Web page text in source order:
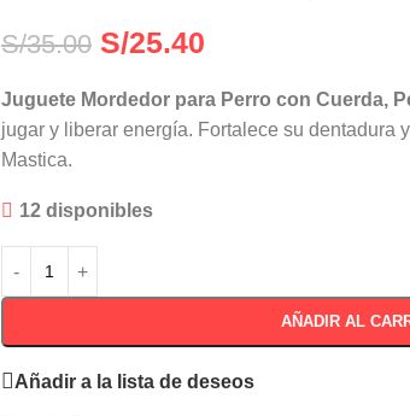
S/35.00 S/25.40
Juguete Mordedor para Perro con Cuerda,
jugar y liberar energía. Fortalece su dentadura
Mastica.
12 disponibles
AÑADIR AL
Añadir a la lista de deseos